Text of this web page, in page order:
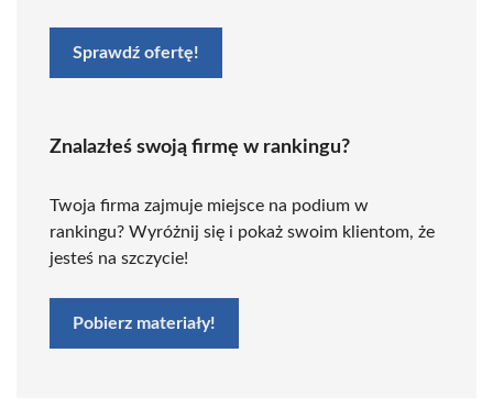
Sprawdź ofertę!
Znalazłeś swoją firmę w rankingu?
Twoja firma zajmuje miejsce na podium w
rankingu? Wyróżnij się i pokaż swoim klientom, że
jesteś na szczycie!
Pobierz materiały!